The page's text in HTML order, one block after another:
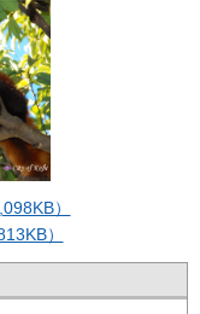
）
）